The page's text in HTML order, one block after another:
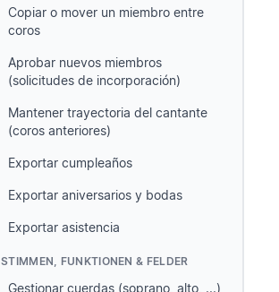
Copiar o mover un miembro entre
coros
Aprobar nuevos miembros
(solicitudes de incorporación)
Mantener trayectoria del cantante
(coros anteriores)
Exportar cumpleaños
Exportar aniversarios y bodas
Exportar asistencia
STIMMEN, FUNKTIONEN & FELDER
Gestionar cuerdas (soprano, alto, ...)